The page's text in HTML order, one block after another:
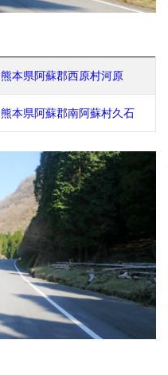
熊本県阿蘇郡西原村河原
熊本県阿蘇郡南阿蘇村久石